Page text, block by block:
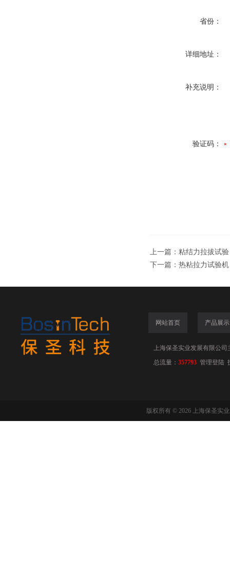
省份：
详细地址：
补充说明：
验证码：
上一篇： 粘结力拉拔试验
下一篇： 热粘拉力试验机
网站首页 产品展示
上海保圣实业发展有限公司
总流量： 357793 管理登陆
版权所有 © 2026 上海保圣实